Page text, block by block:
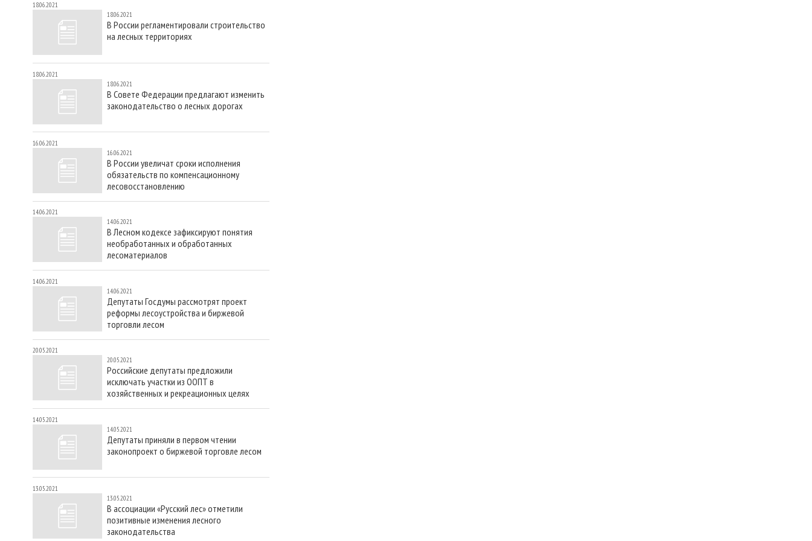
18.06.2021
18.06.2021
В России регламентировали строительство
на лесных территориях
18.06.2021
18.06.2021
В Совете Федерации предлагают изменить
законодательство о лесных дорогах
16.06.2021
16.06.2021
В России увеличат сроки исполнения
обязательств по компенсационному
лесовосстановлению
14.06.2021
14.06.2021
В Лесном кодексе зафиксируют понятия
необработанных и обработанных
лесоматериалов
14.06.2021
14.06.2021
Депутаты Госдумы рассмотрят проект
реформы лесоустройства и биржевой
торговли лесом
20.05.2021
20.05.2021
Российские депутаты предложили
исключать участки из ООПТ в
хозяйственных и рекреационных целях
14.05.2021
14.05.2021
Депутаты приняли в первом чтении
законопроект о биржевой торговле лесом
13.05.2021
13.05.2021
В ассоциации «Русский лес» отметили
позитивные изменения лесного
законодательства